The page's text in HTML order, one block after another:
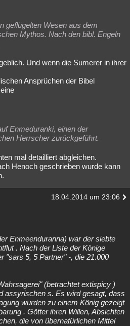
geflügelten Wesen aus dem
Mythos. Nach den bibl. Engeln
Und wenn die Sumerer in ihrer
Ansprüchen der Bibel
Enmeduranki, einen der
Herrscher zurückgeführt.
mal detailliert abgleichen.
Henoch geschrieben wurde kann
18.04.2014 um 23:06
Enmeenduranna) war der siebte
. Nach der Liste der Könige
"sars 5, 5 Partner" -, die 21.000
(betrachtet extispicy )
assyrischen s. Es wird gesagt, dass
wurden zu einem König gezeigt
. Götter ihren Willen, Absichten
die von übernatürlichen Mittel